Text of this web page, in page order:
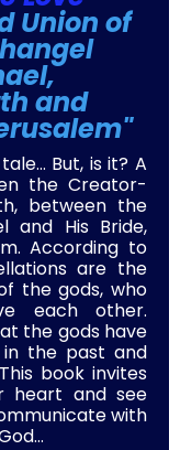
Union of
and
But, is it? A
the Creator-
between the
and His Bride,
According to
are the
the gods, who
each other.
the gods have
in the past and
book invites
heart and see
with